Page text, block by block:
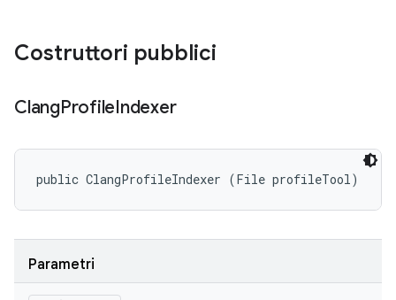
Costruttori pubblici
ClangProfileIndexer
public ClangProfileIndexer (File profileTool)
Parametri